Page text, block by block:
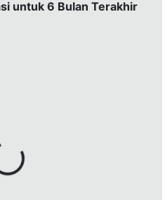
untuk 6 Bulan Terakhir